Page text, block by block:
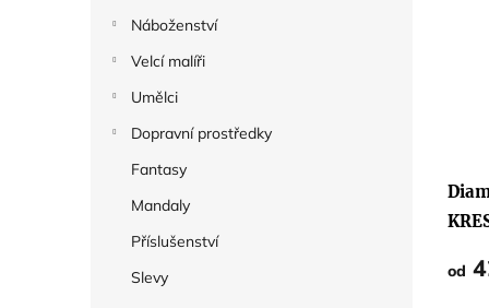
Náboženství
Velcí malíři
Umělci
Dopravní prostředky
Fantasy
Mandaly
Příslušenství
Slevy
od